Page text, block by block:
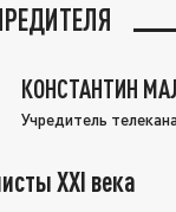
КОНСТАНТИН
Учредитель
XXI века